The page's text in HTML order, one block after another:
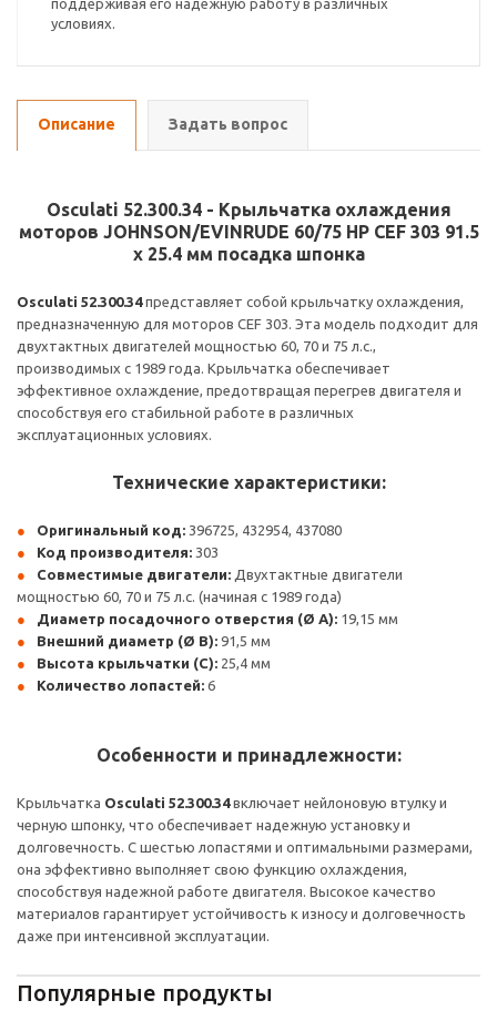
поддерживая его надежную работу в различных
условиях.
Описание Задать вопрос
Osculati 52.300.34 - Крыльчатка охлаждения
моторов JOHNSON/EVINRUDE 60/75 HP CEF 303 91.5
x 25.4 мм посадка шпонка
Osculati 52.300.34представляет собой крыльчатку охлаждения,
предназначенную для моторов CEF 303. Эта модель подходит для
двухтактных двигателей мощностью 60, 70 и 75 л.с.,
производимых с 1989 года. Крыльчатка обеспечивает
эффективное охлаждение, предотвращая перегрев двигателя и
способствуя его стабильной работе в различных
эксплуатационных условиях.
Технические характеристики:
Оригинальный код: 396725, 432954, 437080
Код производителя: 303
Совместимые двигатели: Двухтактные двигатели
мощностью 60, 70 и 75 л.с. (начиная с 1989 года)
Диаметр посадочного отверстия (Ø A): 19,15 мм
Внешний диаметр (Ø B): 91,5 мм
Высота крыльчатки (C): 25,4 мм
Количество лопастей: 6
Особенности и принадлежности:
Крыльчатка Osculati 52.300.34включает нейлоновую втулку и
черную шпонку, что обеспечивает надежную установку и
долговечность. С шестью лопастями и оптимальными размерами,
она эффективно выполняет свою функцию охлаждения,
способствуя надежной работе двигателя. Высокое качество
материалов гарантирует устойчивость к износу и долговечность
даже при интенсивной эксплуатации.
Популярные продукты